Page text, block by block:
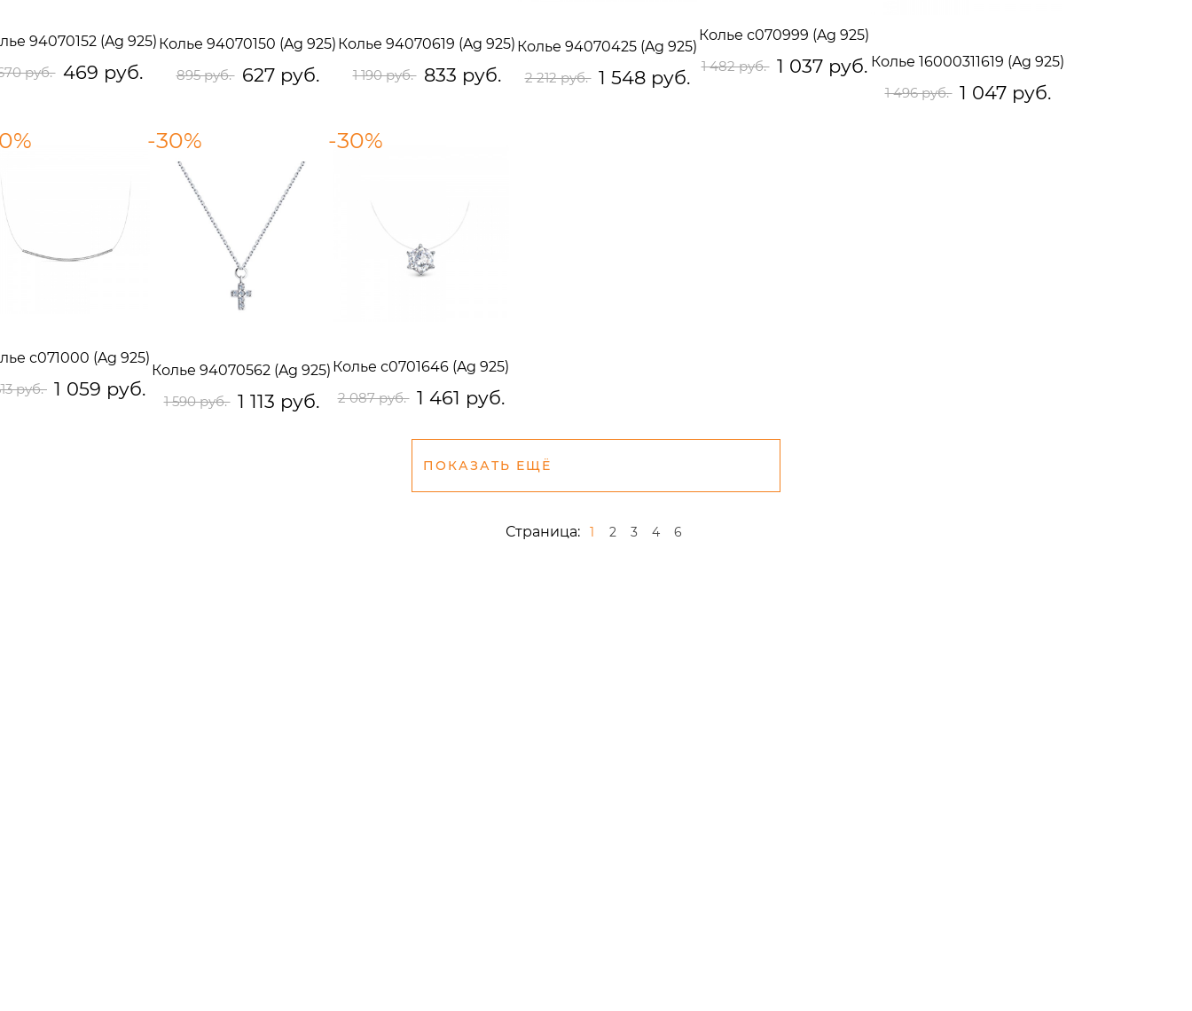
94070152 (Ag 925)
руб. 469 руб.
Колье 94070150 (Ag 925)
895 руб. 627 руб.
Колье 94070619 (Ag 925)
1 190 руб. 833 руб.
Колье 94070425 (Ag 925)
2 212 руб. 1 548 руб.
Колье с070999 (Ag 925)
1 482 руб. 1 037 руб. Колье 16000311619 (Ag 925)
1 496 руб. 1 047 руб.
с071000 (Ag 925)
руб. 1 059 руб.
-30%
Колье 94070562 (Ag 925)
1 590 руб. 1 113 руб.
-30%
Колье с0701646 (Ag 925)
2 087 руб. 1 461 руб.
ПОКАЗАТЬ ЕЩЁ
Страница: 1 2 3 4 6